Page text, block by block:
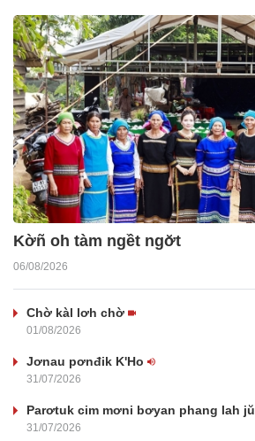
Kờñ oh tàm ngềt ngơ̆t
06/08/2026
Chờ kàl lơh chờ
01/08/2026
Jơnau pơnđik K'Ho
31/07/2026
Parơtuk cim mơni bơyan phang lah jŭ
31/07/2026